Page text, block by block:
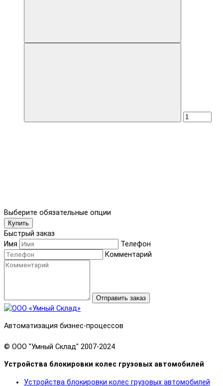
Выберите обязательные опции
Купить
Быстрый заказ
Имя
Телефон
Комментарий
Отправить заказ
Автоматизация бизнес-процессов
© OOO "Умный Склад" 2007-2024
Устройства блокировки колес грузовых автомобилей
Устройства блокировки колес грузовых автомобилей